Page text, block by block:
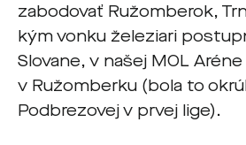
zabodovať Ružomberok,
kým vonku železiari
Slovane, v našej MOL
v Ružomberku (bola to
Podbrezovej v prvej lige).